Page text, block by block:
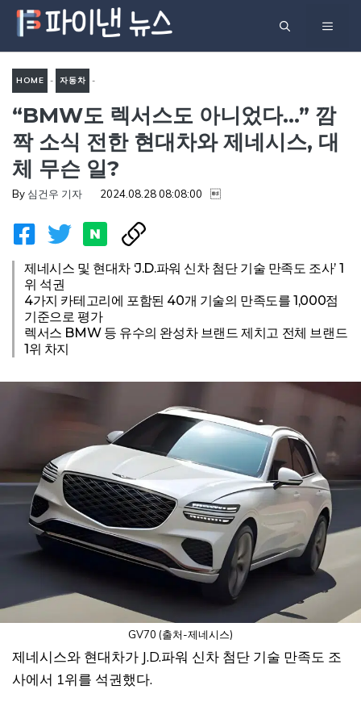
츠
메
HOME - 자동차 -
“BMW도 렉서스도 아니었
다…” 깜짝 소식 전한 현대차와
제네시스, 대체 무슨 일?
“BMW도 렉서스도 아니었다…” 깜
짝 소식 전한 현대차와 제네시스, 대
체 무슨 일?
By 심건우 기자 2024.08.28 08:08:00 
제네시스 및 현대차 ‘J.D.파워 신차 첨단 기술 만족도 조사’ 1
위 석권
4가지 카테고리에 포함된 40개 기술의 만족도를 1,000점
기준으로 평가
렉서스 BMW 등 유수의 완성차 브랜드 제치고 전체 브랜드
1위 차지
GV70 (출처-제네시스)
제네시스와 현대차가 J.D.파워 신차 첨단 기술 만족도 조
사에서 1위를 석권했다.